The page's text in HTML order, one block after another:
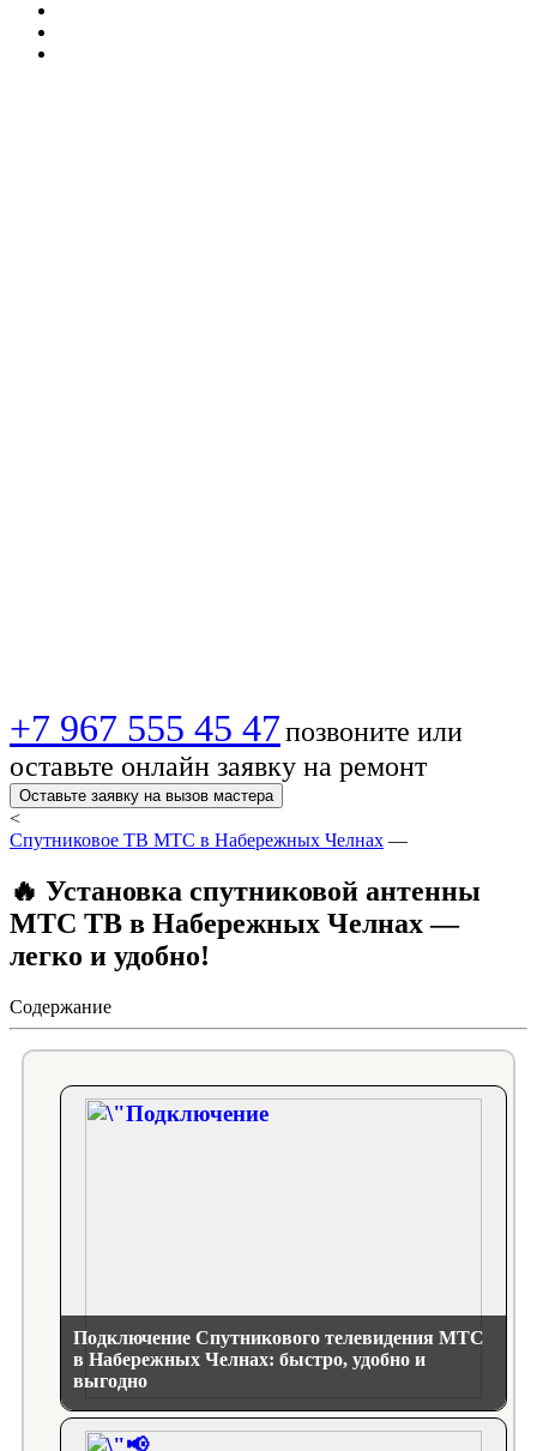
+7 967 555 45 47позвоните или
оставьте онлайн заявку на ремонт
Оставьте заявку на вызов мастера
<
Спутниковое ТВ МТС в Набережных Челнах —
🔥 Установка спутниковой антенны
МТС ТВ в Набережных Челнах —
легко и удобно!
Содержание
Подключение Спутникового телевидения МТС
в Набережных Челнах: быстро, удобно и
выгодно